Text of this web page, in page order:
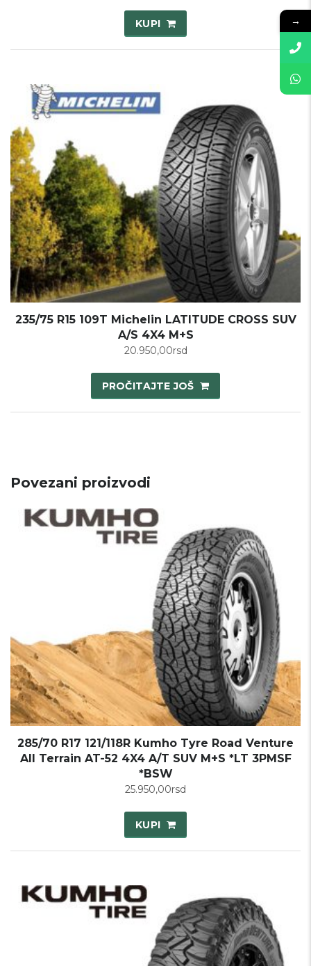
KUPI
235/75 R15 109T Michelin LATITUDE CROSS SUV
A/S 4X4 M+S
20.950,00rsd
PROČITAJTE JOŠ
Povezani proizvodi
285/70 R17 121/118R Kumho Tyre Road Venture
All Terrain AT-52 4X4 A/T SUV M+S *LT 3PMSF
*BSW
25.950,00rsd
KUPI
→